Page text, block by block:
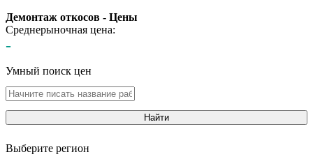
Демонтаж откосов - Цены
Среднерыночная цена:
-
Умный поиск цен
Найти
Выберите регион